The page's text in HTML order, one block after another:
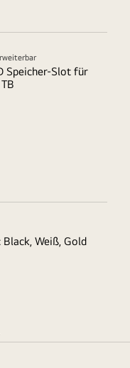
Speicher-Slot für
Weiß, Gold